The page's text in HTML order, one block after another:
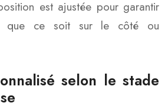
est ajustée pour garantir
que ce soit sur le côté ou
selon le stade